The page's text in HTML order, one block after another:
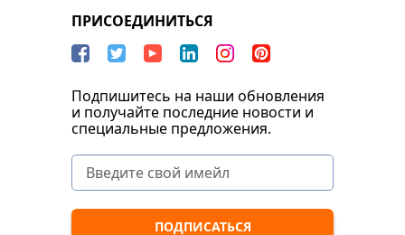
ПРИСОЕДИНИТЬСЯ
Подпишитесь на наши обновления
и получайте последние новости и
специальные предложения.